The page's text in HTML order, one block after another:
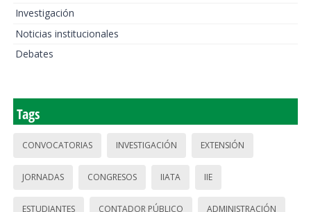
Investigación
Noticias institucionales
Debates
Tags
CONVOCATORIAS INVESTIGACIÓN EXTENSIÓN
JORNADAS CONGRESOS IIATA IIE
ESTUDIANTES CONTADOR PÚBLICO ADMINISTRACIÓN